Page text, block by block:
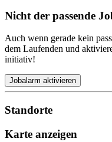
Nicht der passende
Auch wenn gerade kein
dem Laufenden und
initiativ!
Jobalarm aktivieren
Standorte
Karte anzeigen